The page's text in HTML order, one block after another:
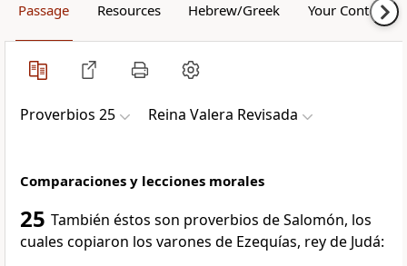
Passage Resources Hebrew/Greek Your Content
Proverbios 25 Reina Valera Revisada
Comparaciones y lecciones morales
25 También éstos son proverbios de Salomón, los
cuales copiaron los varones de Ezequías, rey de Judá: